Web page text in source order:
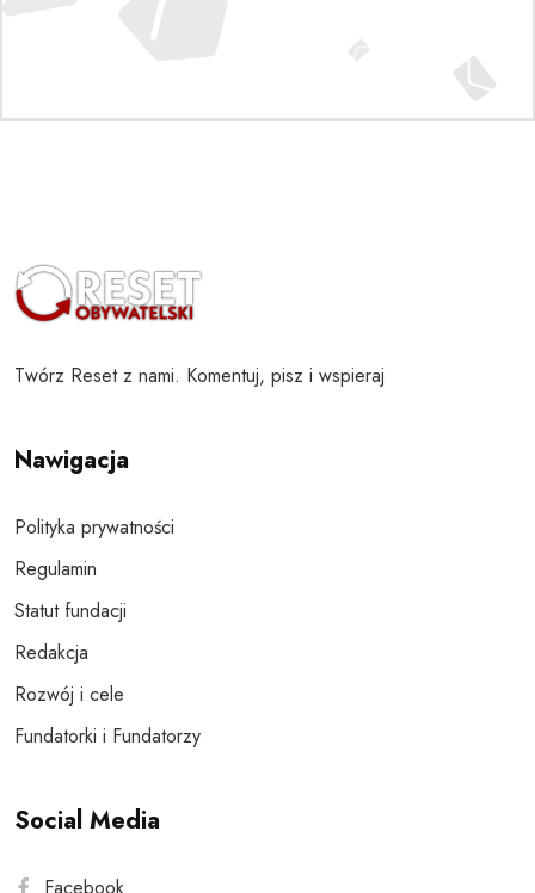
Twórz Reset z nami. Komentuj, pisz i wspieraj
Nawigacja
Polityka prywatności
Regulamin
Statut fundacji
Redakcja
Rozwój i cele
Fundatorki i Fundatorzy
Social Media
Facebook